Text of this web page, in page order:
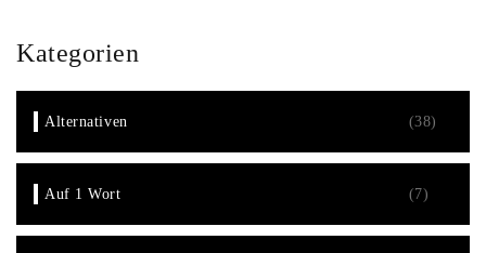
Kategorien
Alternativen (38)
Auf 1 Wort (7)